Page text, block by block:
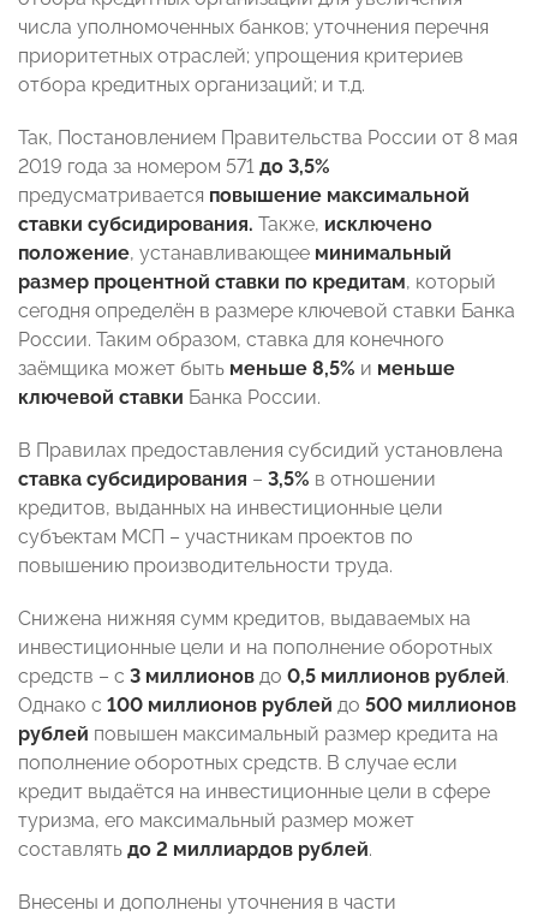
числа уполномоченных банков; уточнения перечня
приоритетных отраслей; упрощения критериев
отбора кредитных организаций; и т.д.
Так, Постановлением Правительства России от 8 мая
2019 года за номером 571 до 3,5%
предусматривается повышение максимальной
ставки субсидирования. Также, исключено
положение, устанавливающее минимальный
размер процентной ставки по кредитам, который
сегодня определён в размере ключевой ставки Банка
России. Таким образом, ставка для конечного
заёмщика может быть меньше 8,5% и меньше
ключевой ставки Банка России.
В Правилах предоставления субсидий установлена
ставка субсидирования – 3,5% в отношении
кредитов, выданных на инвестиционные цели
субъектам МСП – участникам проектов по
повышению производительности труда.
Снижена нижняя сумм кредитов, выдаваемых на
инвестиционные цели и на пополнение оборотных
средств – с 3 миллионов до 0,5 миллионов рублей.
Однако с 100 миллионов рублей до 500 миллионов
рублей повышен максимальный размер кредита на
пополнение оборотных средств. В случае если
кредит выдаётся на инвестиционные цели в сфере
туризма, его максимальный размер может
составлять до 2 миллиардов рублей.
Внесены и дополнены уточнения в части